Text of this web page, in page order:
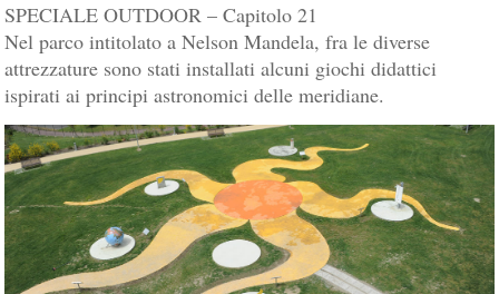
SPECIALE OUTDOOR – Capitolo 21
Nel parco intitolato a Nelson Mandela, fra le diverse
attrezzature sono stati installati alcuni giochi didattici
ispirati ai principi astronomici delle meridiane.